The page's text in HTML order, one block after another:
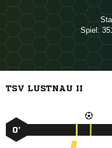
Spiel:
TSV LUSTNAU II
0’